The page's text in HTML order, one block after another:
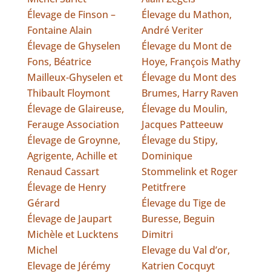
Élevage de Finson –
Fontaine Alain
Élevage de Ghyselen
Fons, Béatrice
Mailleux-Ghyselen et
Thibault Floymont
Élevage de Glaireuse,
Ferauge Association
Élevage de Groynne,
Agrigente, Achille et
Renaud Cassart
Élevage de Henry
Gérard
Élevage de Jaupart
Michèle et Lucktens
Michel
Elevage de Jérémy
Élevage du Mathon,
André Veriter
Élevage du Mont de
Hoye, François Mathy
Élevage du Mont des
Brumes, Harry Raven
Élevage du Moulin,
Jacques Patteeuw
Élevage du Stipy,
Dominique
Stommelink et Roger
Petitfrere
Élevage du Tige de
Buresse, Beguin
Dimitri
Elevage du Val d’or,
Katrien Cocquyt